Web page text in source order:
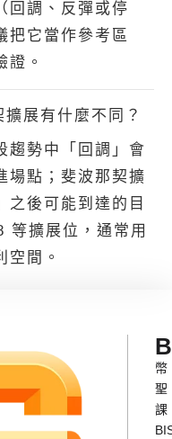
回調、反彈或停
把它當作參考區
證。
展有什麼不同？
趨勢中「回調」會
場點；斐波那契擴
之後可能到達的目
擴展位，通常用
空間。
幣
聖
課